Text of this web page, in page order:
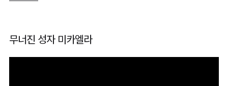
무너진 성자 미카엘라